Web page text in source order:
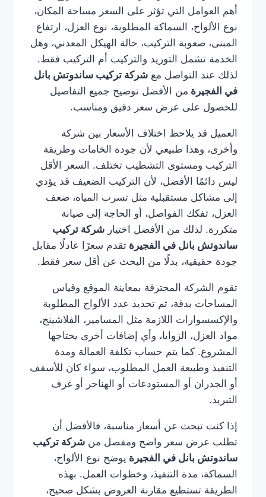
أهم العوامل التي تؤثر على السعر مساحة المكان،
نوع الألواح، السماكة المطلوبة، نوع العزل، ارتفاع
المبنى، صعوبة التركيب، حالة الهيكل المعدني، وهل
الخدمة تشمل التوريد والتركيب أم التركيب فقط.
لذلك عند التواصل مع شركة تركيب ساندوتش بانل
في الفجيرة من الأفضل توضيح جميع التفاصيل
للحصول على عرض سعر دقيق ومناسب.
العميل قد يلاحظ اختلاف الأسعار بين شركة
وأخرى، وهذا طبيعي لأن جودة الخامات وطريقة
التركيب ومستوى التشطيب تختلف. السعر الأقل
ليس دائمًا الأفضل، لأن التركيب الضعيف قد يؤدي
إلى مشاكل مستقبلية مثل تسرب المياه، ضعف
العزل، تفكك الفواصل، أو الحاجة إلى صيانة
متكررة. لذلك من الأفضل اختيار شركة تركيب
ساندوتش بانل في الفجيرة تقدم سعرًا عادلًا مقابل
جودة حقيقية، بدلًا من البحث عن أقل سعر فقط.
تقوم الشركة المحترفة بمعاينة الموقع وقياس
المساحات بدقة، ثم تحديد عدد الألواح المطلوبة
والإكسسوارات اللازمة مثل المسامير، الفلاشينج،
مواد العزل، الزوايا، وأي إضافات أخرى يحتاجها
المشروع. كما يتم حساب تكلفة العمالة ومدة
التنفيذ وطبيعة العمل المطلوب، سواء كان للأسقف
أو الجدران أو المستودعات أو الهناجر أو غرف
التبريد.
إذا كنت تبحث عن أسعار مناسبة، فالأفضل أن
تطلب عرض سعر واضح ومفصل من شركة تركيب
ساندوتش بانل في الفجيرة يوضح نوع الألواح،
السماكة، مدة التنفيذ، وخطوات العمل. بهذه
الطريقة تستطيع مقارنة العروض بشكل صحيح،